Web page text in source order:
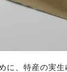
に、特産の実